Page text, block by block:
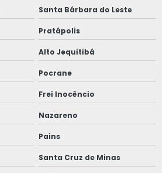
Santa Bárbara do Leste
Pratápolis
Alto Jequitibá
Pocrane
Frei Inocêncio
Nazareno
Pains
Santa Cruz de Minas